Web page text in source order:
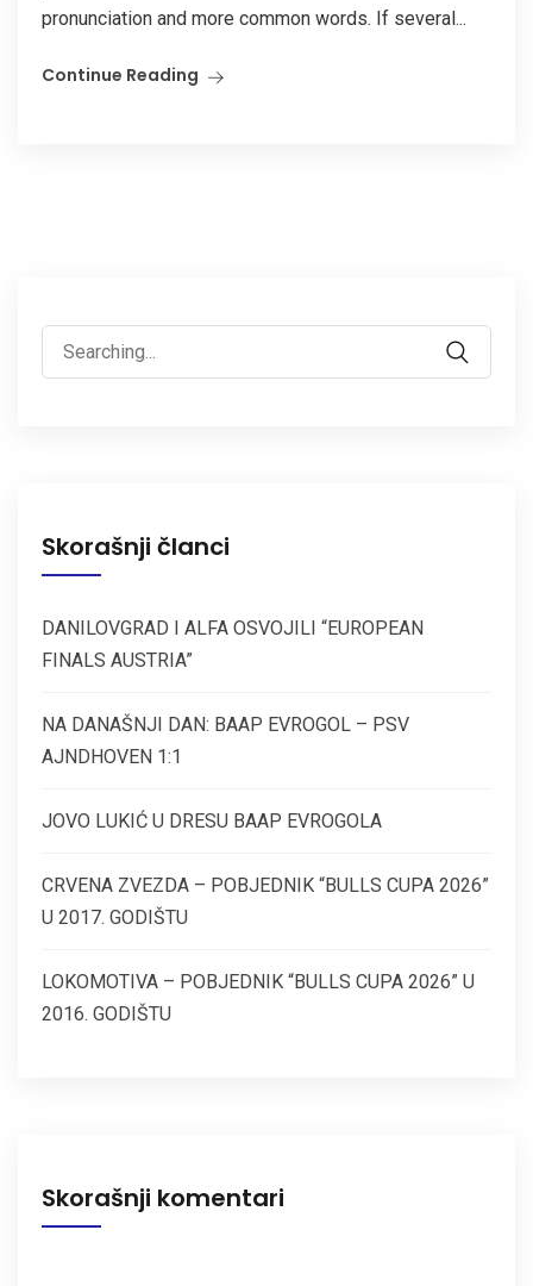
pronunciation and more common words. If several...
Continue Reading
Search
for:
Skorašnji članci
DANILOVGRAD I ALFA OSVOJILI “EUROPEAN
FINALS AUSTRIA”
NA DANAŠNJI DAN: BAAP EVROGOL – PSV
AJNDHOVEN 1:1
JOVO LUKIĆ U DRESU BAAP EVROGOLA
CRVENA ZVEZDA – POBJEDNIK “BULLS CUPA 2026”
U 2017. GODIŠTU
LOKOMOTIVA – POBJEDNIK “BULLS CUPA 2026” U
2016. GODIŠTU
Skorašnji komentari